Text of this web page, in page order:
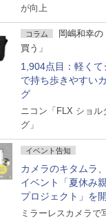
が向上
コラム
岡嶋和幸
買う」
1,904点目：軽くて
で持ち歩きやすい
グ
ニコン「FLX ショル
グ」
イベント告知
カメラのキタムラ
イベント「夏休み
プロジェクト」を
ミラーレスカメラで